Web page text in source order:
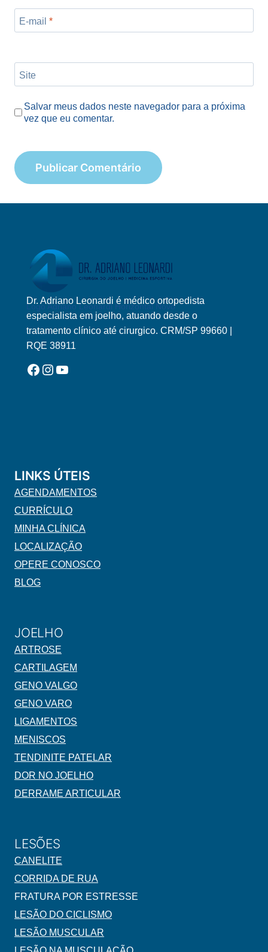
E-mail *
Site
Salvar meus dados neste navegador para a próxima
vez que eu comentar.
Logo Adriano Leonardi Horizontal Novo
Dr. Adriano Leonardi é médico ortopedista
especialista em joelho, atuando desde o
tratamento clínico até cirurgico. CRM/SP 99660 |
RQE 38911
Facebook
Instagram
YouTube
LINKS ÚTEIS
AGENDAMENTOS
CURRÍCULO
MINHA CLÍNICA
LOCALIZAÇÃO
OPERE CONOSCO
BLOG
JOELHO
ARTROSE
CARTILAGEM
GENO VALGO
GENO VARO
LIGAMENTOS
MENISCOS
TENDINITE PATELAR
DOR NO JOELHO
DERRAME ARTICULAR
LESÕES
CANELITE
CORRIDA DE RUA
FRATURA POR ESTRESSE
LESÃO DO CICLISMO
LESÃO MUSCULAR